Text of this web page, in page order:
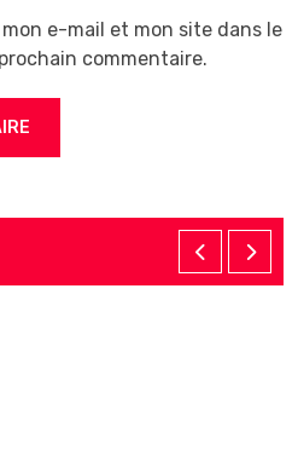
e-mail et mon site dans le
commentaire.